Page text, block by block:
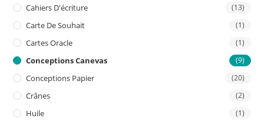
Cahiers D'écriture (13)
Carte De Souhait (1)
Cartes Oracle (1)
Conceptions Canevas (9)
Conceptions Papier (20)
Crânes (2)
Huile (1)